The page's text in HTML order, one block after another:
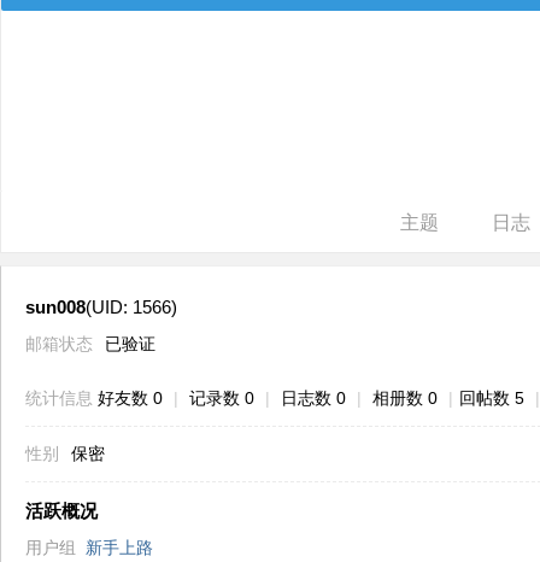
主题 日志
sun008(UID: 1566)
邮箱状态 已验证
统计信息 好友数 0 | 记录数 0 | 日志数 0 | 相册数 0 | 回帖数 5 |
性别 保密
活跃概况
用户组 新手上路